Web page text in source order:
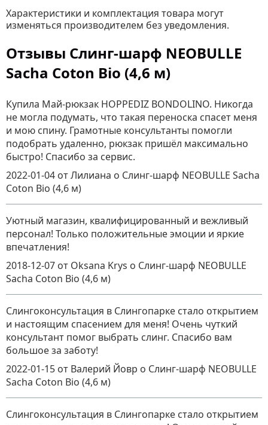
Характеристики и комплектация товара могут
изменяться производителем без уведомления.
Отзывы Слинг-шарф NEOBULLE
Sacha Coton Bio (4,6 м)
Купила Май-рюкзак HOPPEDIZ BONDOLINO. Никогда
не могла подумать, что такая переноска спасет меня
и мою спину. Грамотные консультанты помогли
подобрать удаленно, рюкзак пришёл максимально
быстро! Спасибо за сервис.
2022-01-04 от Лилиана о Слинг-шарф NEOBULLE Sacha
Coton Bio (4,6 м)
Уютный магазин, квалифицированный и вежливый
персонал! Только положительные эмоции и яркие
впечатления!
2018-12-07 от Oksana Krys о Слинг-шарф NEOBULLE
Sacha Coton Bio (4,6 м)
Слингоконсультация в Слингопарке стало открытием
и настоящим спасением для меня! Очень чуткий
консультант помог выбрать слинг. Спасибо вам
большое за заботу!
2022-01-15 от Валерий Йовр о Слинг-шарф NEOBULLE
Sacha Coton Bio (4,6 м)
Слингоконсультация в Слингопарке стало открытием